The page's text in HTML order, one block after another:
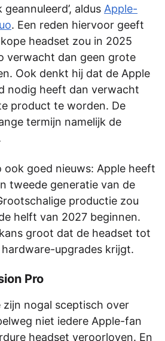
aldus Apple-
. Een reden hiervoor geeft
headset zou in 2025
verwacht dan geen grote
Ook denkt hij dat de Apple
nodig heeft dan verwacht
product te worden. De
termijn namelijk de
ook goed nieuws: Apple heeft
tweede generatie van de
productie zou
helft van 2027 beginnen.
groot dat de headset tot
upgrades krijgt.
Pro
zijn nogal sceptisch over
niet iedere Apple-fan
headset veroorloven. En